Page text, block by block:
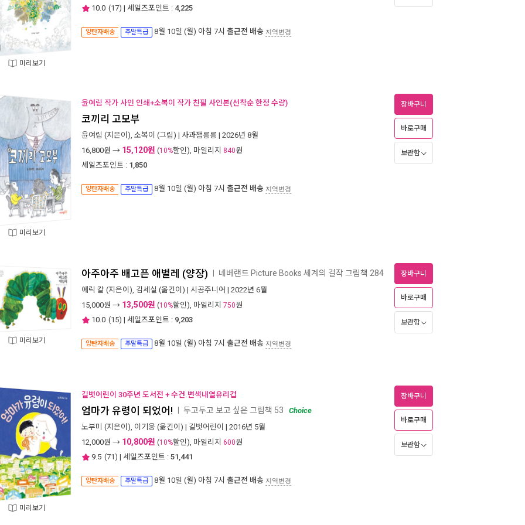
미리보기
10.0 (17) | 세일즈포인트 : 4,225
양탄자배송 주말특급 8월 10일 (월) 아침 7시 출근전 배송 지역변경
미리보기
윤여림 작가 사인 인쇄+소복이 작가 친필 사인본(선착순 한정 수량)
코끼리 고모부
윤여림 (지은이), 소복이 (그림) | 사과잼롱롱 | 2026년 8월
16,800원 → 15,120원 (10%할인), 마일리지 840원
세일즈포인트 : 1,850
양탄자배송 주말특급 8월 10일 (월) 아침 7시 출근전 배송 지역변경
장바구니
바로구매
보관함
미리보기
아주아주 배고픈 애벌레 (양장) 네버랜드 Picture Books 세계의 걸작 그림책 284
에릭 칼 (지은이), 김세실 (옮긴이) | 시공주니어 | 2022년 6월
15,000원 → 13,500원 (10%할인), 마일리지 750원
10.0 (15) | 세일즈포인트 : 9,203
양탄자배송 주말특급 8월 10일 (월) 아침 7시 출근전 배송 지역변경
장바구니
바로구매
보관함
미리보기
길벗어린이 30주년 도서전 + 수건.변색내열유리컵
엄마가 유령이 되었어! 두고두고 보고 싶은 그림책 53
Choice
노부미 (지은이), 이기웅 (옮긴이) | 길벗어린이 | 2016년 5월
12,000원 → 10,800원 (10%할인), 마일리지 600원
9.5 (71) | 세일즈포인트 : 51,441
양탄자배송 주말특급 8월 10일 (월) 아침 7시 출근전 배송 지역변경
장바구니
바로구매
보관함